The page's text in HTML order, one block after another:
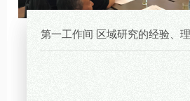
第一工作间 区域研究的经验、